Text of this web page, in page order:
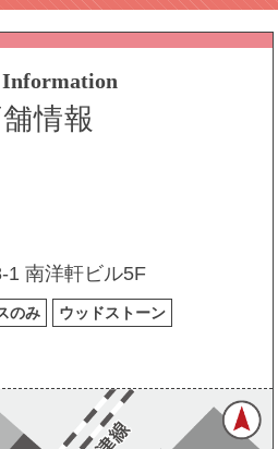
Information
情報
1 南洋軒ビル5F
のみ ウッドストーン